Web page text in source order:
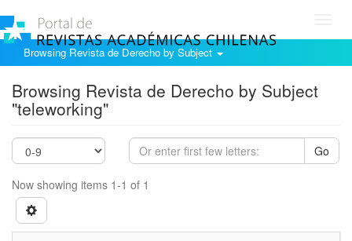
Browsing Revista de Derecho by Subject
Browsing Revista de Derecho by Subject
"teleworking"
Go
Now showing items 1-1 of 1